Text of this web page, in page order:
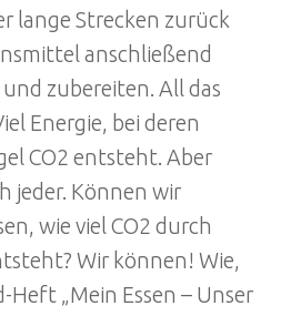
lange Strecken zurück
anschließend
zubereiten. All das
Energie, bei deren
CO2 entsteht. Aber
jeder. Können wir
wie viel CO2 durch
Wir können! Wie,
Heft „Mein Essen – Unser